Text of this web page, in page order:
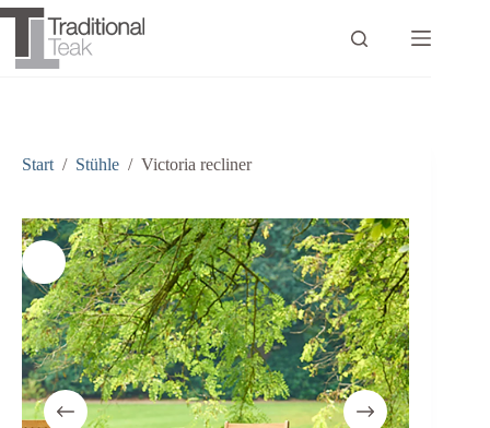
Zum
Start / Stühle / Victoria recliner